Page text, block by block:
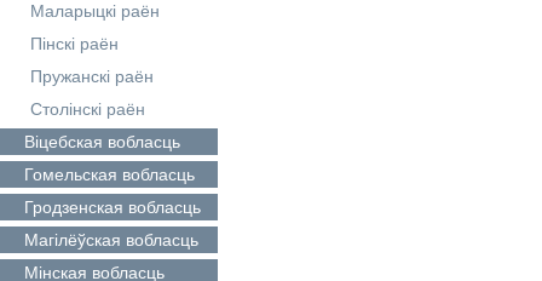
Маларыцкі раён
Пінскі раён
Пружанскі раён
Столінскі раён
Віцебская вобласць
Гомельская вобласць
Гродзенская вобласць
Магілёўская вобласць
Мінская вобласць